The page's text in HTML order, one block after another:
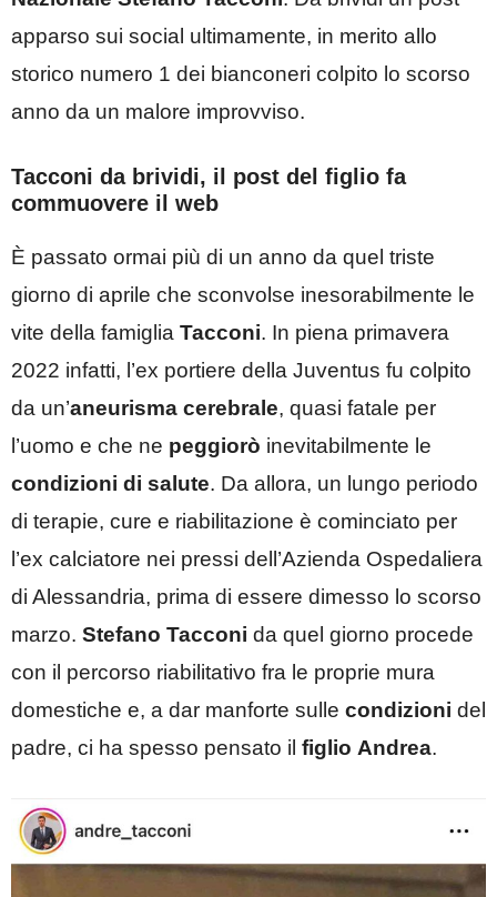
apparso sui social ultimamente, in merito allo
storico numero 1 dei bianconeri colpito lo scorso
anno da un malore improvviso.
Tacconi da brividi, il post del figlio fa
commuovere il web
È passato ormai più di un anno da quel triste
giorno di aprile che sconvolse inesorabilmente le
vite della famiglia Tacconi. In piena primavera
2022 infatti, l’ex portiere della Juventus fu colpito
da un’aneurisma cerebrale, quasi fatale per
l’uomo e che ne peggiorò inevitabilmente le
condizioni di salute. Da allora, un lungo periodo
di terapie, cure e riabilitazione è cominciato per
l’ex calciatore nei pressi dell’Azienda Ospedaliera
di Alessandria, prima di essere dimesso lo scorso
marzo. Stefano Tacconi da quel giorno procede
con il percorso riabilitativo fra le proprie mura
domestiche e, a dar manforte sulle condizioni del
padre, ci ha spesso pensato il figlio Andrea.